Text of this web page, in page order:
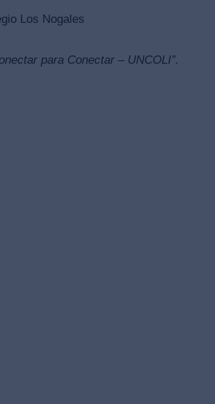
Los Nogales
para Conectar – UNCOLI”.